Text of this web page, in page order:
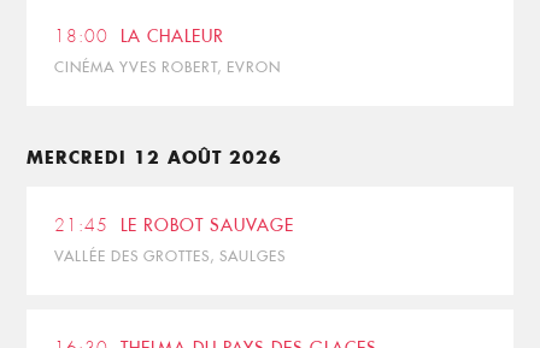
18:00 LA CHALEUR
CINÉMA YVES ROBERT, EVRON
MERCREDI 12 AOÛT 2026
21:45 LE ROBOT SAUVAGE
VALLÉE DES GROTTES, SAULGES